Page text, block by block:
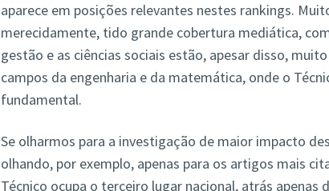
aparece em posições relevantes nestes rankings.
merecidamente, tido grande cobertura mediática,
gestão e as ciências sociais estão, apesar disso,
campos da engenharia e da matemática, onde o
fundamental.
Se olharmos para a investigação de maior impacto
olhando, por exemplo, apenas para os artigos mais
Técnico ocupa o terceiro lugar nacional, atrás apenas